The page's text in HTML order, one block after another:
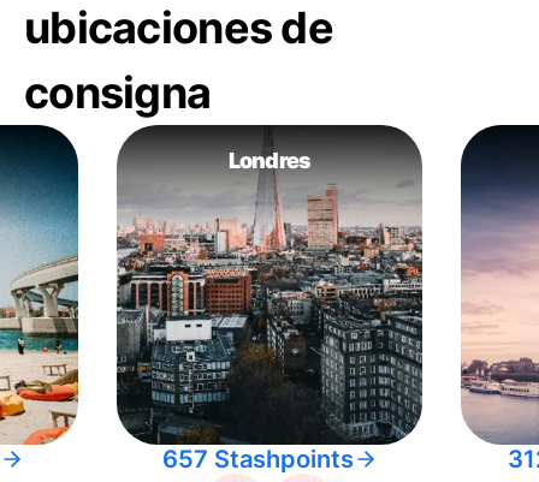
ubicaciones de
consigna
Londres
657 Stashpoints